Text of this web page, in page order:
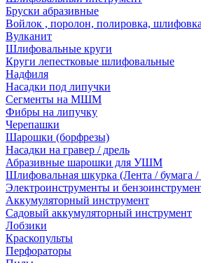
Бруски абразивные
Войлок , поролон, полировка, шлифовка
Вулканит
Шлифовальные круги
Круги лепестковые шлифовальные
Надфиля
Насадки под липучки
Сегменты на МШМ
Фибры на липучку
Черепашки
Шарошки (борфрезы)
Насадки на гравер / дрель
Абразивные шарошки для УШМ
Шлифовальная шкурка (Лента / бумага /
Электроинструменты и
Аккумуляторный инструмент
Садовый аккумуляторный инструмент
Лобзики
Краскопульты
Перфораторы